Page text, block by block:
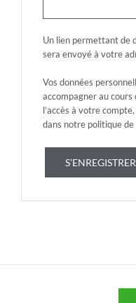
Un lien permettant de
sera envoyé à votre
Vos données
accompagner au
l’accès à votre
dans notre politique
S’ENREGISTRER